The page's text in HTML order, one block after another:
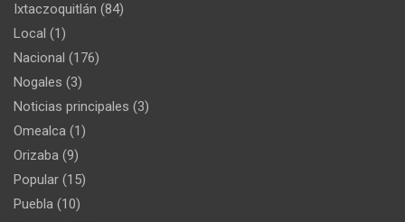
Ixtaczoquitlán (84)
Local (1)
Nacional (176)
Nogales (3)
Noticias principales (3)
Omealca (1)
Orizaba (9)
Popular (15)
Puebla (10)